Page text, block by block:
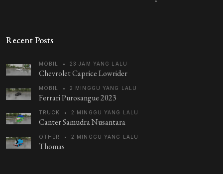
Recent Posts
MOBIL • 23 JAM YANG LALU
Chevrolet Caprice Lowrider
MOBIL • 2 MINGGU YANG LALU
Ferrari Purosangue 2023
TRUCK • 2 MINGGU YANG LALU
Canter Samudra Nusantara
OTHER • 2 MINGGU YANG LALU
Thomas